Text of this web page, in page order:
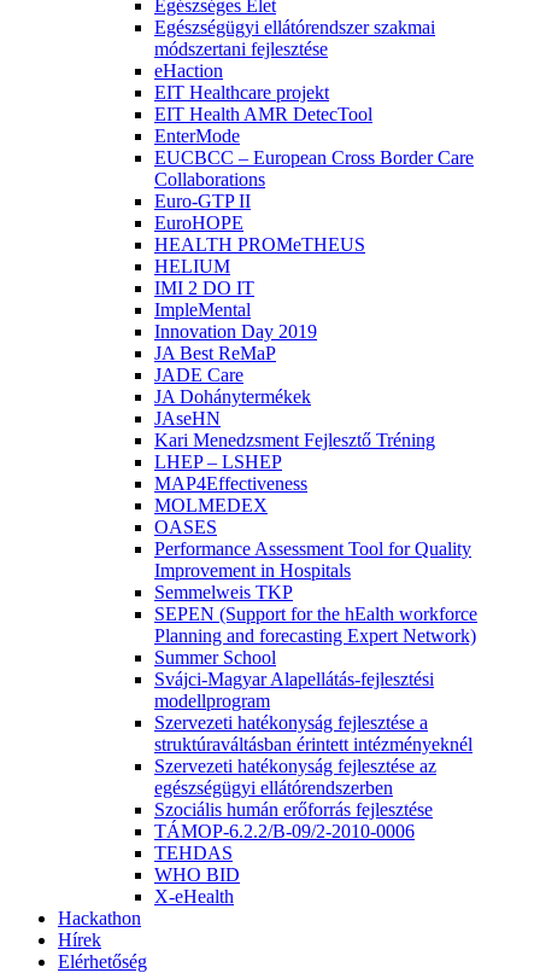
Egészséges Élet
Egészségügyi ellátórendszer szakmai
módszertani fejlesztése
eHaction
EIT Healthcare projekt
EIT Health AMR DetecTool
EnterMode
EUCBCC – European Cross Border Care
Collaborations
Euro-GTP II
EuroHOPE
HEALTH PROMeTHEUS
HELIUM
IMI 2 DO IT
ImpleMental
Innovation Day 2019
JA Best ReMaP
JADE Care
JA Dohánytermékek
JAseHN
Kari Menedzsment Fejlesztő Tréning
LHEP – LSHEP
MAP4Effectiveness
MOLMEDEX
OASES
Performance Assessment Tool for Quality
Improvement in Hospitals
Semmelweis TKP
SEPEN (Support for the hEalth workforce
Planning and forecasting Expert Network)
Summer School
Svájci-Magyar Alapellátás-fejlesztési
modellprogram
Szervezeti hatékonyság fejlesztése a
struktúraváltásban érintett intézményeknél
Szervezeti hatékonyság fejlesztése az
egészségügyi ellátórendszerben
Szociális humán erőforrás fejlesztése
TÁMOP-6.2.2/B-09/2-2010-0006
TEHDAS
WHO BID
X-eHealth
Hackathon
Hírek
Elérhetőség